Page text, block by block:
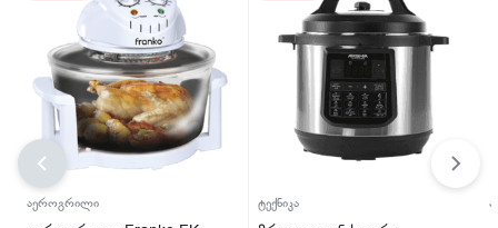
აეროგრილი ტექნიკა